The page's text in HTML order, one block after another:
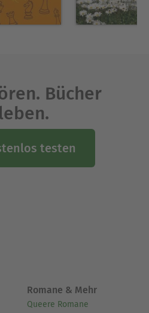
Bücher
testen
Romane & Mehr
Queere Romane